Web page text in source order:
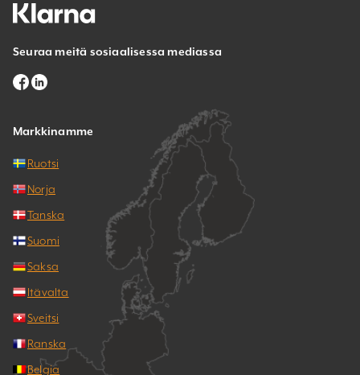
Seuraa meitä sosiaalisessa mediassa
Markkinamme
Ruotsi
Norja
Tanska
Suomi
Saksa
Itävalta
Sveitsi
Ranska
Belgia